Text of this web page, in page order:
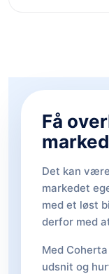
Få
Det kan
markedet
med et løst
derfor med
Med
udsnit og